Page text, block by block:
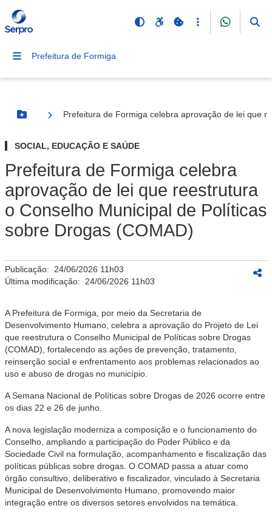
Prefeitura de Formiga
Botão Menu
Prefeitura de Formiga celebra aprovação de lei que
SOCIAL, EDUCAÇÃO E SAÚDE
Prefeitura de Formiga celebra
aprovação de lei que reestrutura
o Conselho Municipal de Políticas
sobre Drogas (COMAD)
Publicação: 24/06/2026 11h03
Última modificação: 24/06/2026 11h03
A Prefeitura de Formiga, por meio da Secretaria de
Desenvolvimento Humano, celebra a aprovação do Projeto de Lei
que reestrutura o Conselho Municipal de Políticas sobre Drogas
(COMAD), fortalecendo as ações de prevenção, tratamento,
reinserção social e enfrentamento aos problemas relacionados ao
uso e abuso de drogas no município.
A Semana Nacional de Políticas sobre Drogas de 2026 ocorre entre
os dias 22 e 26 de junho.
A nova legislação moderniza a composição e o funcionamento do
Conselho, ampliando a participação do Poder Público e da
Sociedade Civil na formulação, acompanhamento e fiscalização das
políticas públicas sobre drogas. O COMAD passa a atuar como
órgão consultivo, deliberativo e fiscalizador, vinculado à Secretaria
Municipal de Desenvolvimento Humano, promovendo maior
integração entre os diversos setores envolvidos na temática.